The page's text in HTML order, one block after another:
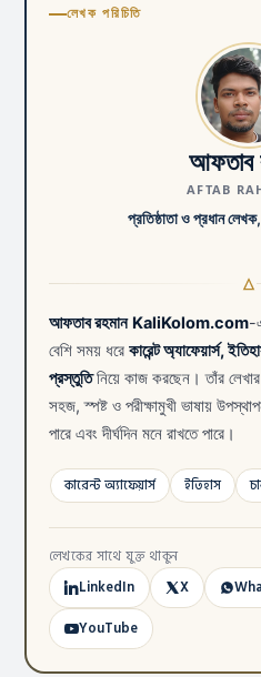
লেখক পরিচিতি
আফতাব
AFTAB
প্রতিষ্ঠাতা ও প্রধান লেখক,
আফতাব রহমান KaliKolom.com-
বেশি সময় ধরে কারেন্ট অ্যাফেয়ার্স,
প্রস্তুতিনিয়ে কাজ করছেন। তাঁর
সহজ, স্পষ্ট ও পরীক্ষামুখী ভাষায়
পারে এবং দীর্ঘদিন মনে রাখতে পারে।
কারেন্ট অ্যাফেয়ার্স ইতিহাস
লেখকের সাথে যুক্ত থাকুন
LinkedIn X
YouTube